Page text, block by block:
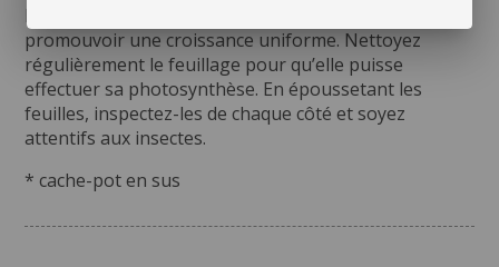
Pivotez votre plante périodiquement afin de
promouvoir une croissance uniforme. Nettoyez
régulièrement le feuillage pour qu’elle puisse
effectuer sa photosynthèse. En époussetant les
feuilles, inspectez-les de chaque côté et soyez
attentifs aux insectes.
* cache-pot en sus